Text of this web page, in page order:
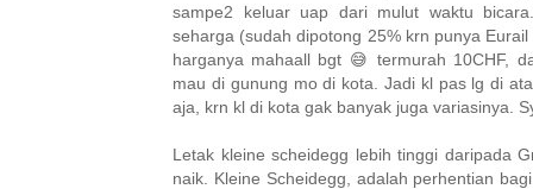
sampe2 keluar uap dari mulut waktu
seharga (sudah dipotong 25% krn punya
harganya mahaall bgt 😅 termurah 10CHF,
mau di gunung mo di kota. Jadi kl pas lg di
aja, krn kl di kota gak banyak juga variasinya.
Letak kleine scheidegg lebih tinggi daripada
naik. Kleine Scheidegg, adalah perhentian